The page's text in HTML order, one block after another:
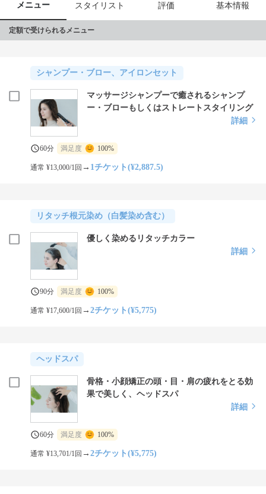
メニュー スタイリスト 評価 基本情報
定額で受けられるメニュー
シャンプー・ブロー、アイロンセット
マッサージシャンプーで癒されるシャンプ
ー・ブローもしくはストレートスタイリング
詳細
60分 満足度 100%
通常 ¥13,000/1回 → 1チケット(¥2,887.5)
リタッチ根元染め（白髪染め含む）
優しく染めるリタッチカラー
詳細
90分 満足度 100%
通常 ¥17,600/1回 →2チケット(¥5,775)
ヘッドスパ
骨格・小顔矯正の頭・目・肩の疲れをとる効
果で美しく、ヘッドスパ
詳細
60分 満足度 100%
通常 ¥13,701/1回 →2チケット(¥5,775)